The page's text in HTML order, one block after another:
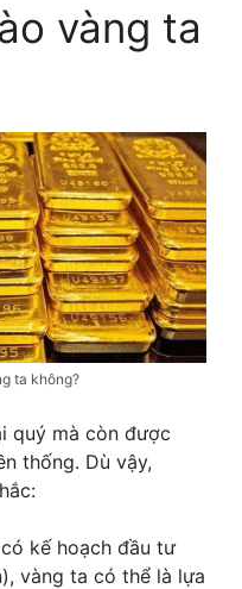
vàng ta
ta không?
quý mà còn được
thống. Dù vậy,
kế hoạch đầu tư
vàng ta có thể là lựa